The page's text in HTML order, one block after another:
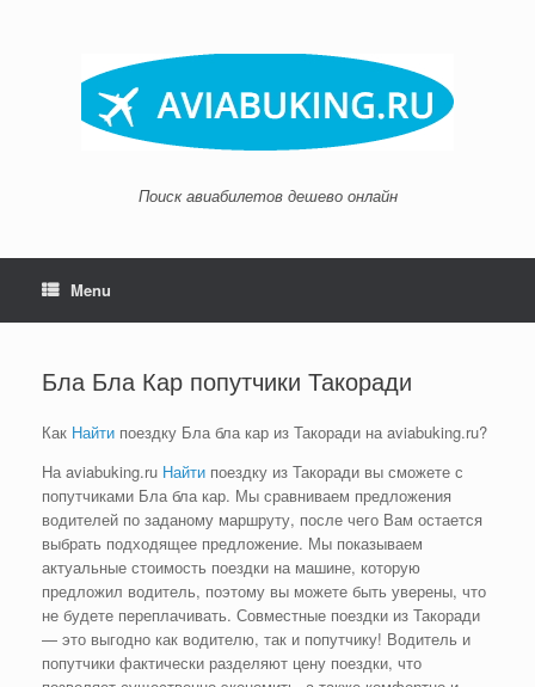
Поиск авиабилетов дешево онлайн
Menu
Бла Бла Кар попутчики Такоради
Как Найти поездку Бла бла кар из Такоради на aviabuking.ru?
На aviabuking.ru Найти поездку из Такоради вы сможете с
попутчиками Бла бла кар. Мы сравниваем предложения
водителей по заданому маршруту, после чего Вам остается
выбрать подходящее предложение. Мы показываем
актуальные стоимость поездки на машине, которую
предложил водитель, поэтому вы можете быть уверены, что
не будете переплачивать. Совместные поездки из Такоради
— это выгодно как водителю, так и попутчику! Водитель и
попутчики фактически разделяют цену поездки, что